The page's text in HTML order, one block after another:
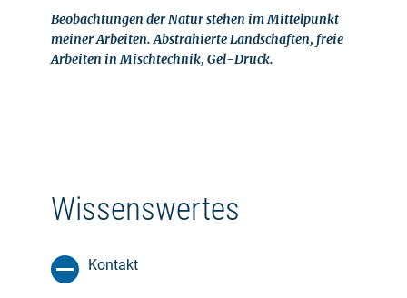
Beobachtungen der Natur stehen im Mittelpunkt
meiner Arbeiten. Abstrahierte Landschaften, freie
Arbeiten in Mischtechnik, Gel-Druck.
Wissenswertes
Kontakt